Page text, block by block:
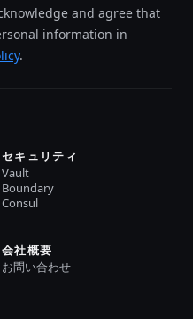
and agree that
information in
.
セキュリティ
Vault
Boundary
Consul
会社概要
お問い合わせ